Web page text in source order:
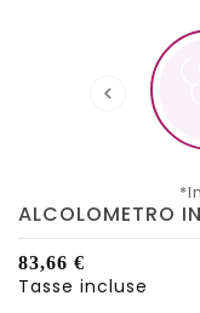

ALCOLOMETRO
83,66 €
Tasse incluse